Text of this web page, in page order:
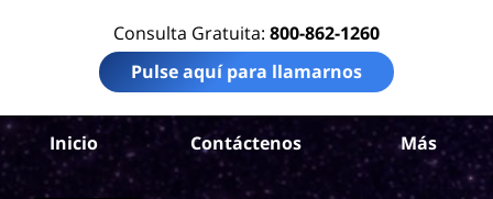
Consulta Gratuita: 800-862-1260
Pulse aquí para llamarnos
Inicio Contáctenos Más